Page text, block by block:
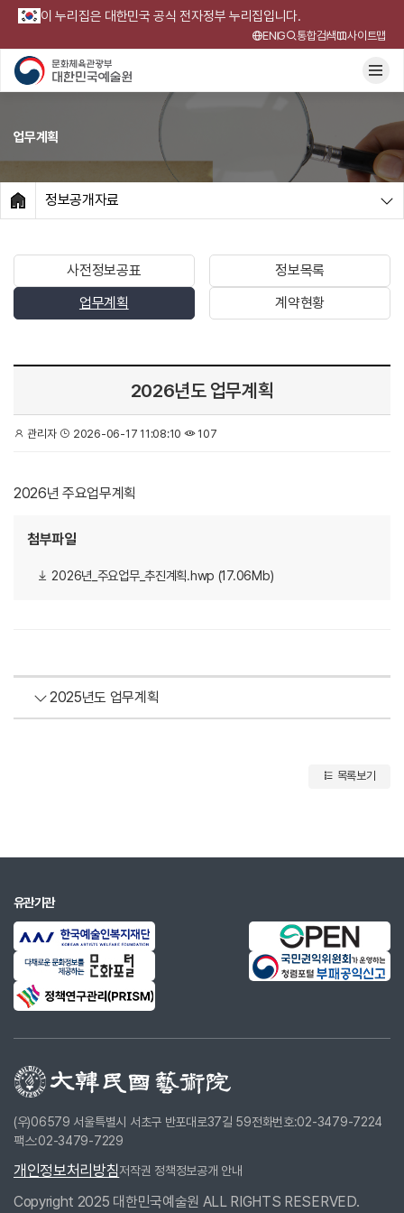
이 누리집은 대한민국 공식 전자정부 누리집입니다.
ENG 통합검색 사이트맵
업무계획
HOME
정보공개자료
사전정보공표
정보목록
업무계획
계약현황
2026년도 업무계획
관리자 2026-06-17 11:08:10 107
2026년 주요업무계획
첨부파일
2026년_주요업무_추진계획.hwp (17.06Mb)
2025년도 업무계획
목록보기
유관기관
(우)06579 서울특별시 서초구 반포대로37길 59전화번호:02-3479-7224
팩스:02-3479-7229
개인정보처리방침저작권 정책정보공개 안내
Copyright 2025 대한민국예술원 ALL RIGHTS RESERVED.